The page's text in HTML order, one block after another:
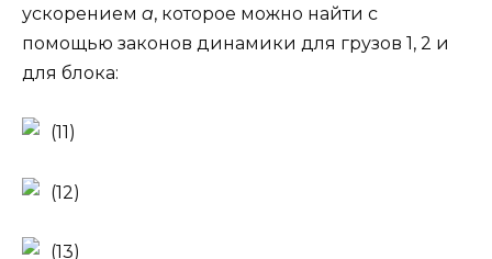
ускорением a, которое можно найти с
помощью законов динамики для грузов 1, 2 и
для блока:
(11)
(12)
(13)